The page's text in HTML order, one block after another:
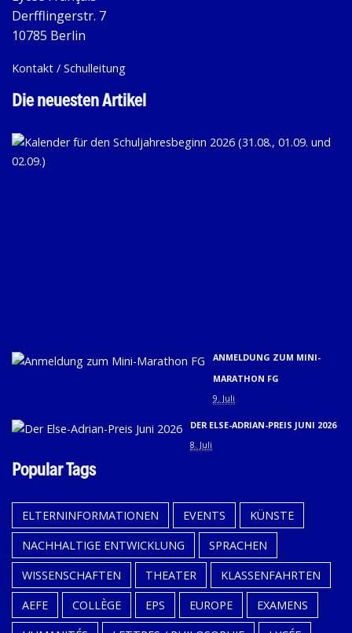
Derfflingerstr. 7
10785 Berlin
Kontakt / Schulleitung
Die neuesten Artikel
ANMELDUNG ZUM MINI-
MARATHON FG
9. Juli
DER ELSE-ADRIAN-PREIS JUNI 2026
8. Juli
Popular Tags
ELTERNINFORMATIONEN EVENTS
KÜNSTE
NACHHALTIGE ENTWICKLUNG
SPRACHEN
WISSENSCHAFTEN
THEATER
KLASSENFAHRTEN
AEFE
COLLÈGE EPS EUROPE
EXAMENS